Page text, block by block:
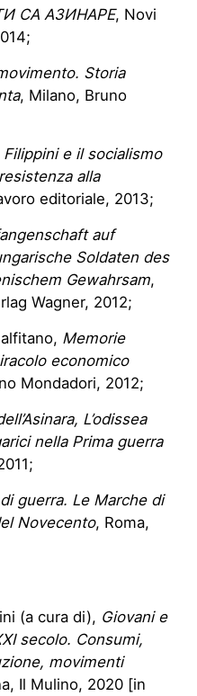
СА АЗИНАРЕ, Novi
Storia
, Milano, Bruno
Filippini e il socialismo
alla
editoriale, 2013;
auf
Soldaten des
Gewahrsam,
Wagner, 2012;
Memorie
economico
Mondadori, 2012;
L’odissea
nella Prima guerra
guerra. Le Marche di
Novecento, Roma,
(a cura di), Giovani e
secolo. Consumi,
movimenti
Il Mulino, 2020 [in